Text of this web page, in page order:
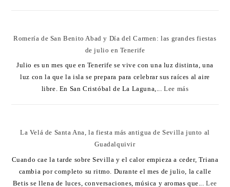
Romería de San Benito Abad y Día del Carmen: las grandes fiestas
de julio en Tenerife
Julio es un mes que en Tenerife se vive con una luz distinta, una
luz con la que la isla se prepara para celebrar sus raíces al aire
libre. En San Cristóbal de La Laguna,...Lee más
La Velá de Santa Ana, la fiesta más antigua de Sevilla junto al
Guadalquivir
Cuando cae la tarde sobre Sevilla y el calor empieza a ceder, Triana
cambia por completo su ritmo. Durante el mes de julio, la calle
Betis se llena de luces, conversaciones, música y aromas que...Lee